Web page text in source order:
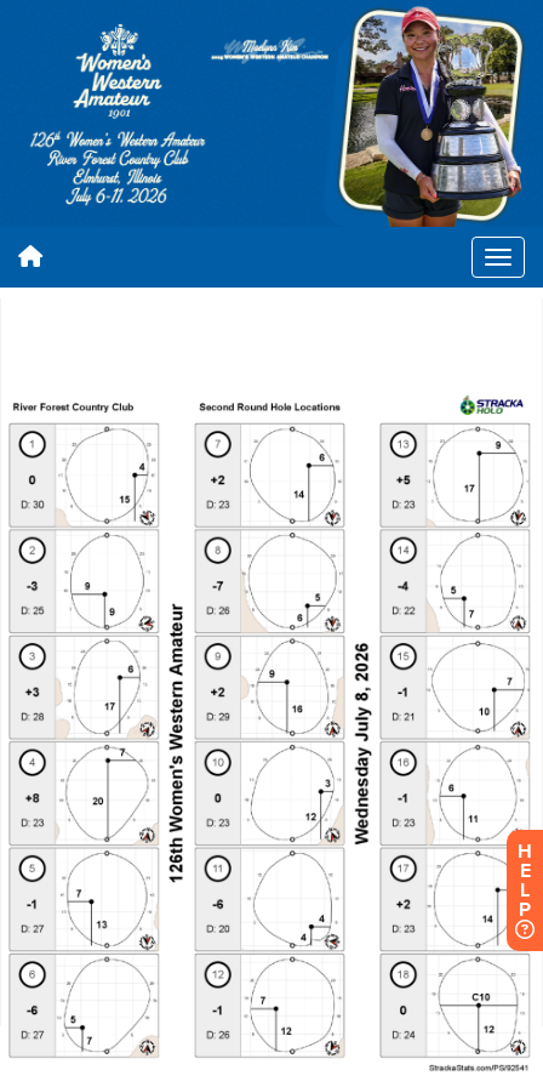
H
E
L
P